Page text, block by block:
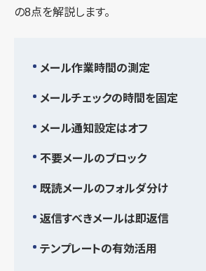
の8点を解説します。
メール作業時間の測定
メールチェックの時間を固定
メール通知設定はオフ
不要メールのブロック
既読メールのフォルダ分け
返信すべきメールは即返信
テンプレートの有効活用